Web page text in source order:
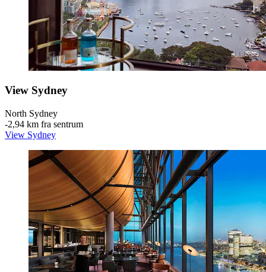
View Sydney
North Sydney
‐2,94 km fra sentrum
View Sydney